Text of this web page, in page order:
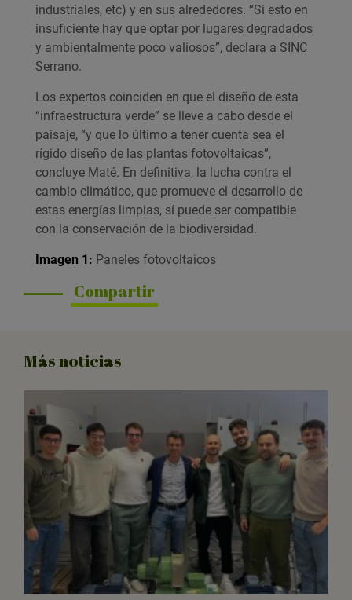
industriales, etc) y en sus alrededores. “Si esto en
insuficiente hay que optar por lugares degradados
y ambientalmente poco valiosos”, declara a SINC
Serrano.
Los expertos coinciden en que el diseño de esta
“infraestructura verde” se lleve a cabo desde el
paisaje, “y que lo último a tener cuenta sea el
rígido diseño de las plantas fotovoltaicas”,
concluye Maté. En definitiva, la lucha contra el
cambio climático, que promueve el desarrollo de
estas energías limpias, sí puede ser compatible
con la conservación de la biodiversidad.
Imagen 1: Paneles fotovoltaicos
Compartir
Más noticias